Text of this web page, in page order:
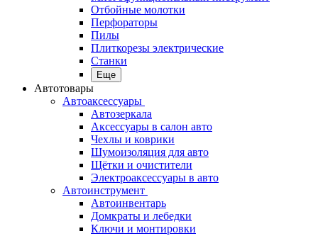
Отбойные молотки
Перфораторы
Пилы
Плиткорезы электрические
Станки
Еще
Автотовары
Автоаксессуары
Автозеркала
Аксессуары в салон авто
Чехлы и коврики
Шумоизоляция для авто
Щётки и очистители
Электроаксессуары в авто
Автоинструмент
Автоинвентарь
Домкраты и лебедки
Ключи и монтировки